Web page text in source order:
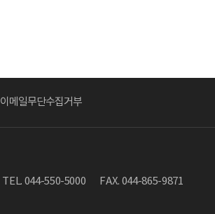
이메일무단수집거부
TEL. 044-550-5000 FAX. 044-865-9871